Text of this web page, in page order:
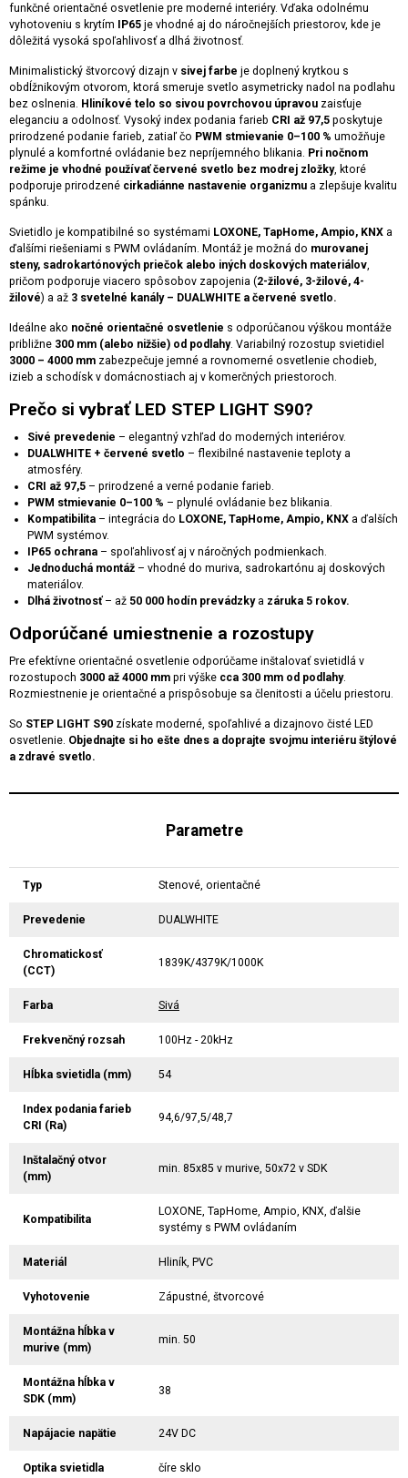
funkčné orientačné osvetlenie pre moderné interiéry. Vďaka odolnému
vyhotoveniu s krytím IP65 je vhodné aj do náročnejších priestorov, kde je
dôležitá vysoká spoľahlivosť a dlhá životnosť.
Minimalistický štvorcový dizajn v sivej farbe je doplnený krytkou s
obdĺžnikovým otvorom, ktorá smeruje svetlo asymetricky nadol na podlahu
bez oslnenia. Hliníkové telo so sivou povrchovou úpravou zaisťuje
eleganciu a odolnosť. Vysoký index podania farieb CRI až 97,5 poskytuje
prirodzené podanie farieb, zatiaľ čo PWM stmievanie 0–100 % umožňuje
plynulé a komfortné ovládanie bez nepríjemného blikania. Pri nočnom
režime je vhodné používať červené svetlo bez modrej zložky, ktoré
podporuje prirodzené cirkadiánne nastavenie organizmu a zlepšuje kvalitu
spánku.
Svietidlo je kompatibilné so systémami LOXONE, TapHome, Ampio, KNX a
ďalšími riešeniami s PWM ovládaním. Montáž je možná do murovanej
steny, sadrokartónových priečok alebo iných doskových materiálov
pričom podporuje viacero spôsobov zapojenia (2-žilové, 3-žilové, 4-
žilové) a až 3 svetelné kanály – DUALWHITE a červené svetlo.
Ideálne ako nočné orientačné osvetlenie s odporúčanou výškou montáže
približne 300 mm (alebo nižšie) od podlahy. Variabilný rozostup svietidiel
3000 – 4000 mm zabezpečuje jemné a rovnomerné osvetlenie chodieb,
izieb a schodísk v domácnostiach aj v komerčných priestoroch.
Prečo si vybrať LED STEP LIGHT S90?
Sivé prevedenie – elegantný vzhľad do moderných interiérov.
DUALWHITE + červené svetlo – flexibilné nastavenie teploty a
atmosféry.
CRI až 97,5 – prirodzené a verné podanie farieb.
PWM stmievanie 0–100 % – plynulé ovládanie bez blikania.
Kompatibilita – integrácia do LOXONE, TapHome, Ampio, KNX a ďalších
PWM systémov.
IP65 ochrana – spoľahlivosť aj v náročných podmienkach.
Jednoduchá montáž – vhodné do muriva, sadrokartónu aj doskových
materiálov.
Dlhá životnosť– až 50 000 hodín prevádzkya záruka 5 rokov.
Odporúčané umiestnenie a rozostupy
Pre efektívne orientačné osvetlenie odporúčame inštalovať svietidlá v
rozostupoch 3000 až 4000 mm pri výške cca 300 mm od podlahy.
Rozmiestnenie je orientačné a prispôsobuje sa členitosti a účelu priestoru.
So STEP LIGHT S90 získate moderné, spoľahlivé a dizajnovo čisté LED
osvetlenie. Objednajte si ho ešte dnes a doprajte svojmu interiéru štýlové
a zdravé svetlo.
Parametre
Typ Stenové, orientačné
Prevedenie DUALWHITE
Chromatickosť
(CCT)
1839K/4379K/1000K
Farba Sivá
Frekvenčný rozsah 100Hz - 20kHz
Hĺbka svietidla (mm) 54
Index podania farieb
CRI (Ra)
94,6/97,5/48,7
Inštalačný otvor
(mm)
min. 85x85 v murive, 50x72 v SDK
Kompatibilita
LOXONE, TapHome, Ampio, KNX, ďalšie
systémy s PWM ovládaním
Materiál Hliník, PVC
Vyhotovenie Zápustné, štvorcové
Montážna hĺbka v
murive (mm)
min. 50
Montážna hĺbka v
SDK (mm)
38
Napájacie napätie 24V DC
Optika svietidla číre sklo